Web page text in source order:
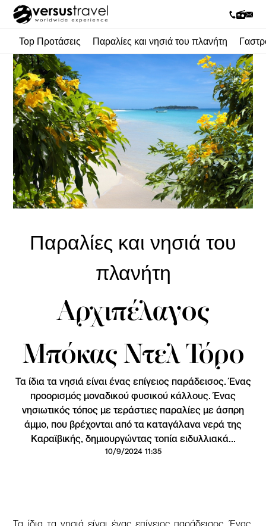
Top Προτάσεις Παραλίες και νησιά του πλανήτη
Παραλίες και νησιά του
πλανήτη
Αρχιπέλαγος
Μπόκας Ντελ Τόρο
Τα ίδια τα νησιά είναι ένας επίγειος παράδεισος. Ένας
προορισμός μοναδικού φυσικού κάλλους. Ένας
νησιωτικός τόπος με τεράστιες παραλίες με άσπρη
άμμο, που βρέχονται από τα καταγάλανα νερά της
Καραϊβικής, δημιουργώντας τοπία ειδυλλιακά...
10/9/2024 11:35